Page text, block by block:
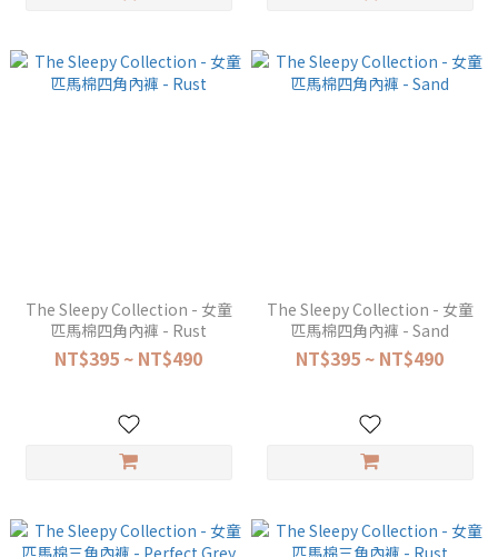
The Sleepy Collection - 女童
匹馬棉四角內褲 - Rust
NT$395 ~ NT$490
The Sleepy Collection - 女童
匹馬棉四角內褲 - Sand
NT$395 ~ NT$490